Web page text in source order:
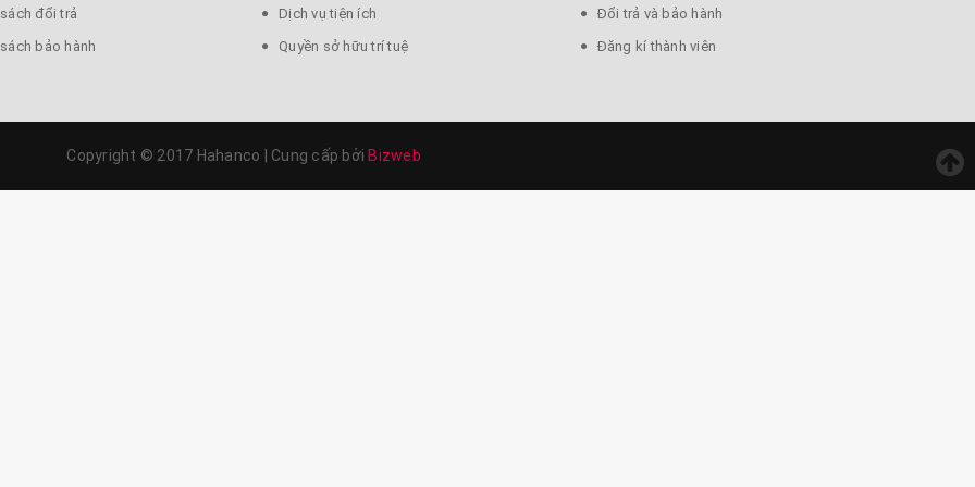
v.v) là một loại dược liệu quý có tác dụng chữa bệnh cho con người, khi sử dụng sẽ giúp tuần hoàn lưu thông khí
loại khác, tránh ảnh hưởng đến não.
đổi trả
bảo hành
Dịch vụ tiện ích
Quyền sở hữu trí tuệ
Đổi trả và bảo hành
Đăng kí thành viên
Copyright © 2017 Hahanco | Cung cấp bởiBizweb